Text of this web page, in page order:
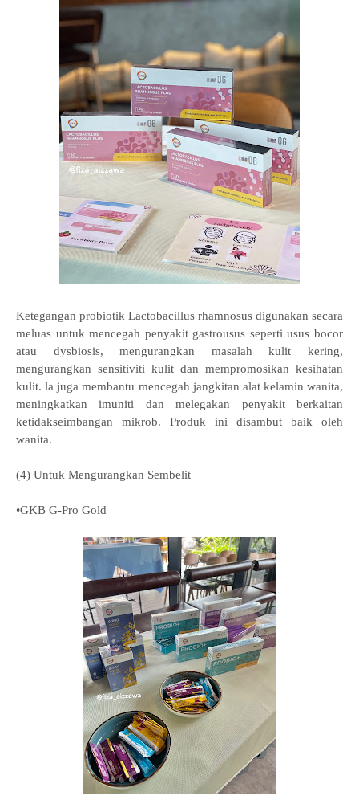
Ketegangan probiotik Lactobacillus rhamnosus digunakan secara
meluas untuk mencegah penyakit gastrousus seperti usus bocor
atau dysbiosis, mengurangkan masalah kulit kering,
mengurangkan sensitiviti kulit dan mempromosikan kesihatan
kulit. la juga membantu mencegah jangkitan alat kelamin wanita,
meningkatkan imuniti dan melegakan penyakit berkaitan
ketidakseimbangan mikrob. Produk ini disambut baik oleh
wanita.
(4) Untuk Mengurangkan Sembelit
•GKB G-Pro Gold